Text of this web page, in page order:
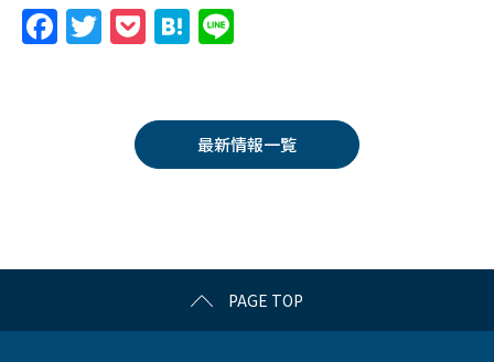
F
k
T
er
P
k
et
H
n
a
最新情報一覧
PAGE TOP